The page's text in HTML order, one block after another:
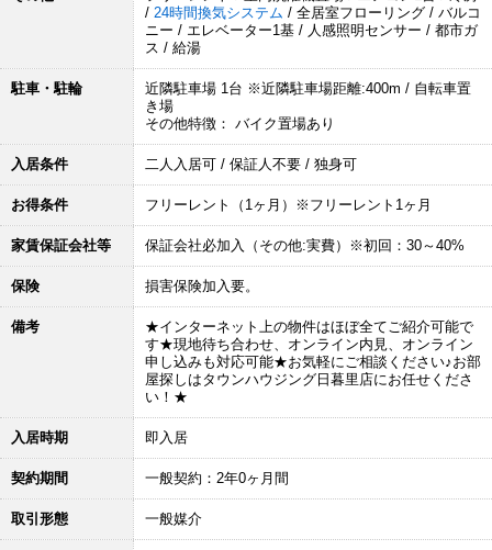
/ 24時間換気システム / 全居室フローリング / バルコ
ニー / エレベーター1基 / 人感照明センサー / 都市ガ
ス / 給湯
駐車・駐輪
近隣駐車場 1台 ※近隣駐車場距離:400m / 自転車置
き場
その他特徴： バイク置場あり
入居条件 二人入居可 / 保証人不要 / 独身可
お得条件 フリーレント（1ヶ月）※フリーレント1ヶ月
家賃保証会社等 保証会社必加入（その他:実費）※初回：30～40%
保険 損害保険加入要。
備考
★インターネット上の物件はほぼ全てご紹介可能で
す★現地待ち合わせ、オンライン内見、オンライン
申し込みも対応可能★お気軽にご相談ください♪お部
屋探しはタウンハウジング日暮里店にお任せくださ
い！★
入居時期 即入居
契約期間 一般契約：2年0ヶ月間
取引形態 一般媒介